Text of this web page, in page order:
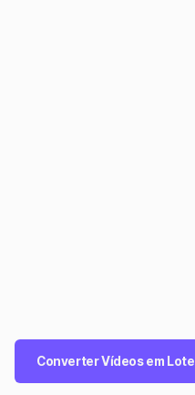
Converter Vídeos em Lote